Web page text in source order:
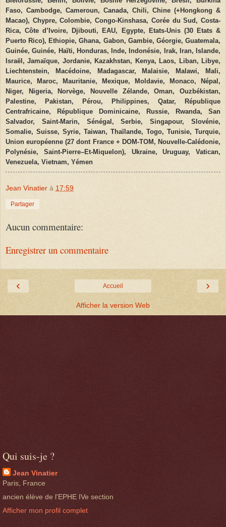
Faso, Cambodge, Cameroun, Canada, Chili, Chine (+Hongkong &
Macao), Chypre, Colombie, Congo-Kinshasa, Corée du Sud, Costa-
Rica, Côte d’Ivoire, Djibouti, EAU, Egypte, Etats-Unis (30 Etats &
Puerto Rico), Ethiopie, Ghana, Gabon, Gambie, Géorgie, Guatemala,
Guinée, Guinée, Haïti, Honduras, Inde, Indonésie, Irak, Iran, Islande,
Israël, Jamaïque, Jordanie, Kazakhstan, Kenya, Laos, Liban, Libye,
Liechtenstein, Macédoine, Madagascar, Malaisie, Malawi, Mali,
Maurice, Maroc, Mauritanie, Mexique, Moldavie, Monaco, Népal,
Niger, Nigeria, Norvège, Nouvelle Zélande, Oman, Ouzbékistan,
Palestine, Pakistan, Pérou, Philippines, Qatar, République
Centrafricaine, République Dominicaine, Russie, Rwanda, San
Salvador, Saint-Marin, Sénégal, Serbie, Singapour, Slovénie,
Somalie, Suisse, Syrie, Taiwan, Thaïlande, Togo, Tunisie, Turquie,
Union européenne (27 dont France + DOM-TOM, Nouvelle-Calédonie,
Polynésie, Saint-Pierre–Et-Miquelon), Ukraine, Uruguay, Vatican,
Venezuela, Vietnam, Yémen
Jean Vinatier à 17:59
Partager
Aucun commentaire:
Enregistrer un commentaire
‹ ›
Accueil
Afficher la version Web
Qui suis-je ?
Jean Vinatier
Paris, France
ancien élève de l'EPHE IVe section
Afficher mon profil complet